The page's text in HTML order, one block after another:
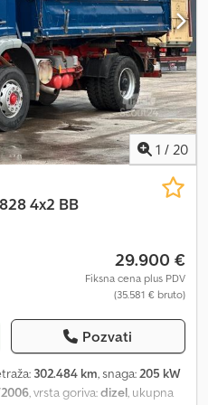
1 / 20
4x2 BB
29.900 €
Fiksna cena plus PDV
(35.581 € bruto)
Pozvati
302.484 km, snaga: 205 kW
, vrsta goriva:dizel , ukupna